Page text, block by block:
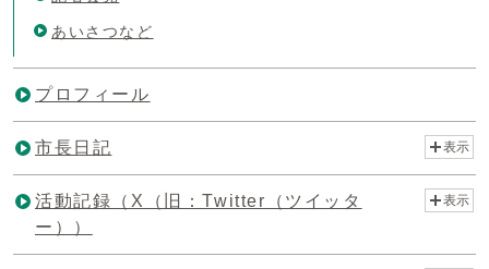
あいさつなど
プロフィール
市長日記 表示
活動記録（X（旧：Twitter（ツイッタ
ー））
表示